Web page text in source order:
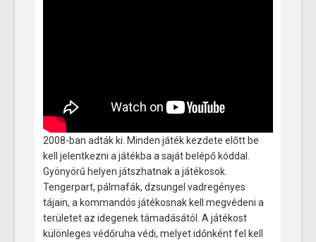
2008-ban adták ki. Minden játék kezdete előtt be
kell jelentkezni a játékba a saját belépő kóddal.
Gyönyörű helyen játszhatnak a játékosok.
Tengerpart, pálmafák, dzsungel vadregényes
tájain, a kommandós játékosnak kell megvédeni a
területet az idegenek támadásától. A játékost
különleges védőruha védi, melyet időnként fel kell